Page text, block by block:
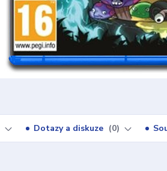
Dotazy a diskuze 0